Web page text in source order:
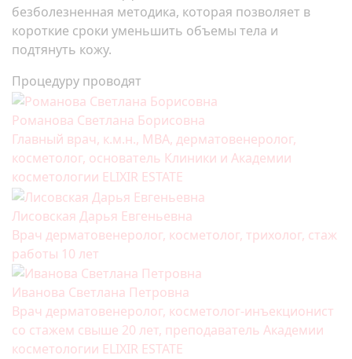
безболезненная методика, которая позволяет в
короткие сроки уменьшить объемы тела и
подтянуть кожу.
Процедуру проводят
Романова Светлана Борисовна
Главный врач, к.м.н., MBA, дерматовенеролог,
косметолог, основатель Клиники и Академии
косметологии ELIXIR ESTATE
Лисовская Дарья Евгеньевна
Врач дерматовенеролог, косметолог, трихолог, стаж
работы 10 лет
Иванова Светлана Петровна
Врач дерматовенеролог, косметолог-инъекционист
со стажем свыше 20 лет, преподаватель Академии
косметологии ELIXIR ESTATE